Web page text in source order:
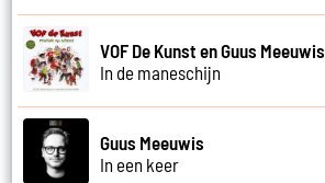
VOF De Kunst en Guus Meeuwis
In de maneschijn
Guus Meeuwis
In een keer